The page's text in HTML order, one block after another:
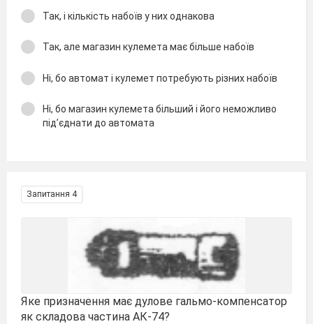
Так, і кількість набоїв у них однакова
Так, але магазин кулемета має більше набоїв
Ні, бо автомат і кулемет потребують різних набоїв
Ні, бо магазин кулемета більший і його неможливо
під’єднати до автомата
Запитання 4
Яке призначення має дулове гальмо-компенсатор
як складова частина АК-74?